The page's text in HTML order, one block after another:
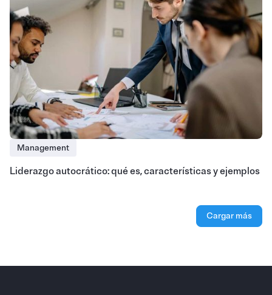
Management
Liderazgo autocrático: qué es, características y ejemplos
Cargar más